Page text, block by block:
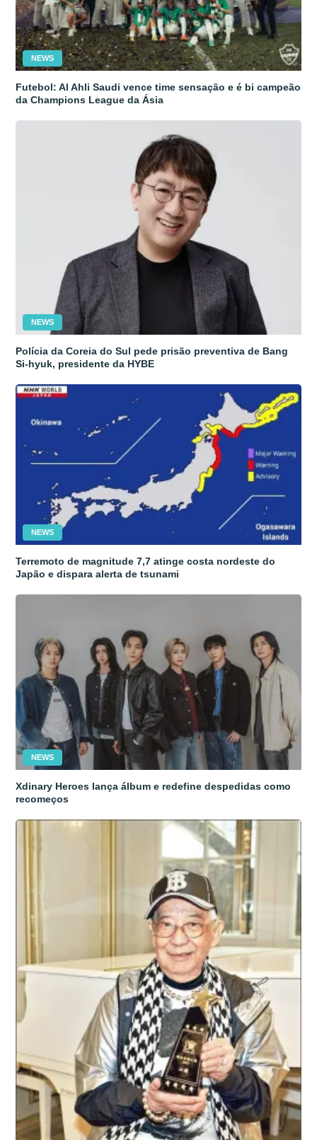
NEWS
Futebol: Al Ahli Saudi vence time sensação e é bi campeão
da Champions League da Ásia
NEWS
Polícia da Coreia do Sul pede prisão preventiva de Bang
Si-hyuk, presidente da HYBE
NEWS
Terremoto de magnitude 7,7 atinge costa nordeste do
Japão e dispara alerta de tsunami
NEWS
Xdinary Heroes lança álbum e redefine despedidas como
recomeços